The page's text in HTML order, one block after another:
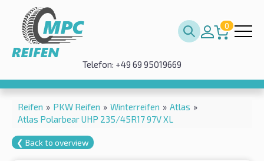
0
Telefon: +49 69 95019669
Reifen » PKW Reifen » Winterreifen » Atlas »
Atlas Polarbear UHP 235/45R17 97V XL
❮ Back to overview